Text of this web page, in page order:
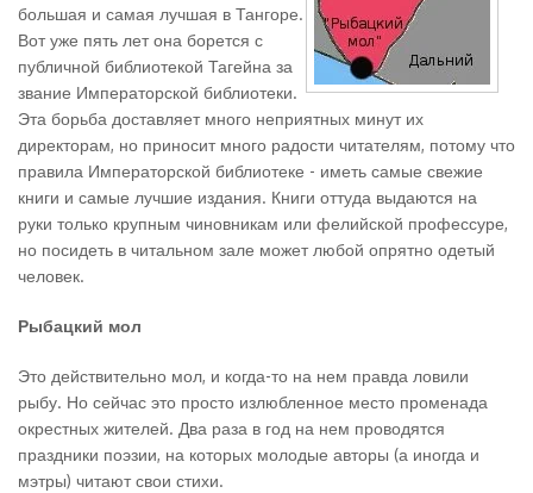
большая и самая лучшая в Тангоре.
Вот уже пять лет она борется с
публичной библиотекой Тагейна за
звание Императорской библиотеки.
Эта борьба доставляет много неприятных минут их
директорам, но приносит много радости читателям, потому что
правила Императорской библиотеке - иметь самые свежие
книги и самые лучшие издания. Книги оттуда выдаются на
руки только крупным чиновникам или фелийской профессуре,
но посидеть в читальном зале может любой опрятно одетый
человек.
Рыбацкий мол
Это действительно мол, и когда-то на нем правда ловили
рыбу. Но сейчас это просто излюбленное место променада
окрестных жителей. Два раза в год на нем проводятся
праздники поэзии, на которых молодые авторы (а иногда и
мэтры) читают свои стихи.